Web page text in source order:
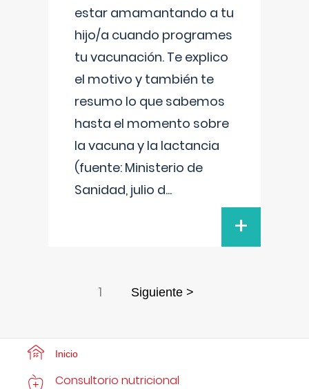
estar amamantando a tu
hijo/a cuando programes
tu vacunación. Te explico
el motivo y también te
resumo lo que sabemos
hasta el momento sobre
la vacuna y la lactancia
(fuente: Ministerio de
Sanidad, julio d...
+
1 Siguiente >
Inicio
Consultorio nutricional